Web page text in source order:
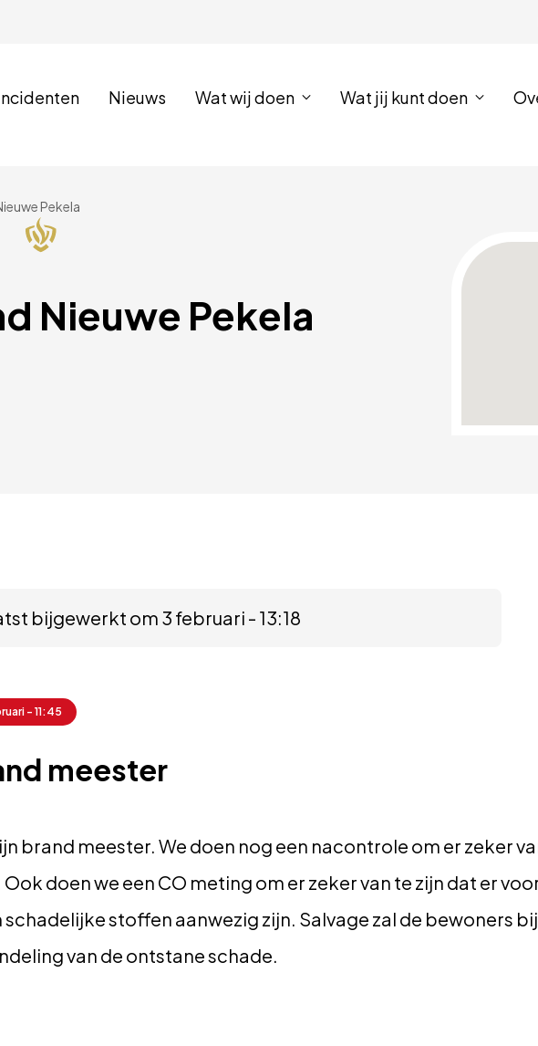
Nieuws Wat wij doen Wat jij kunt doen
Pekela
Nieuwe Pekela
bijgewerkt om 3 februari - 13:18
- 11:45
meester
brand meester. We doen nog een nacontrole om er zeker
Ook doen we een CO meting om er zeker van te zijn dat er
schadelijke stoffen aanwezig zijn. Salvage zal de bewoners
van de ontstane schade.